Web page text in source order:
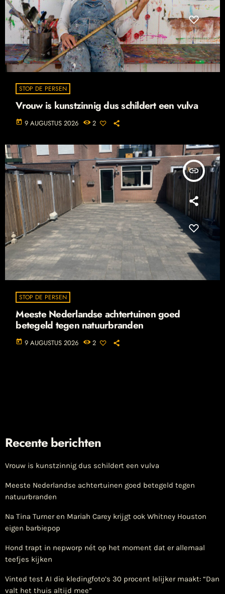
STOP DE PERSEN
Vrouw is kunstzinnig dus schildert een vulva
today 9 AUGUSTUS 2026 2
insert_link
STOP DE PERSEN
Meeste Nederlandse achtertuinen goed
betegeld tegen natuurbranden
today 9 AUGUSTUS 2026 2
Recente berichten
Vrouw is kunstzinnig dus schildert een vulva
Meeste Nederlandse achtertuinen goed betegeld tegen
natuurbranden
Na Tina Turner en Mariah Carey krijgt ook Whitney Houston
eigen barbiepop
Hond trapt in nepworp nét op het moment dat er allemaal
teefjes kijken
Vinted test AI die kledingfoto’s 30 procent lelijker maakt: “Dan
valt het thuis altijd mee”